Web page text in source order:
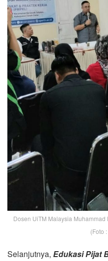
Dosen UiTM Malaysia
(Foto
Selanjutnya, Edukasi Pijat